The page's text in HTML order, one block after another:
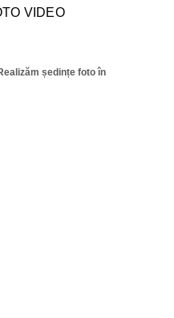
VIDEO
ședințe foto în